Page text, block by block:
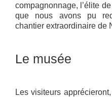
compagnonnage, l’élite
que nous avons pu
chantier extraordinaire de
Le musée
Les visiteurs